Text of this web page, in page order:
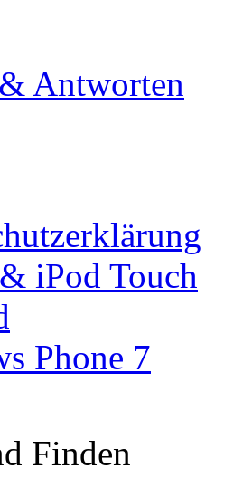
Antworten
iPod Touch
Phone 7
Finden